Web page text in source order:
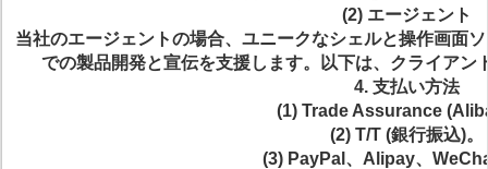
(2) エージェント
当社のエージェントの場合、ユニークなシェルと操作画面
での製品開発と宣伝を支援します。以下は、クライアン
4. 支払い方法
(1) Trade Assurance
(2) T/T (銀行振込)。
(3) PayPal、Alipay、